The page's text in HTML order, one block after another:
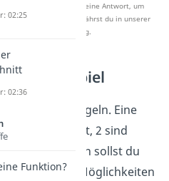
speichern wir deine Antwort, um
Mehr dazu erfährst du in unserer
Datenschutzerklärung.
Beispiel
du hast 8 Kugeln. Eine
eine ist rot, 2 sind
4 sind blau. Nun sollst du
wie viele Möglichkeiten
02:25
02:36
Funktion?